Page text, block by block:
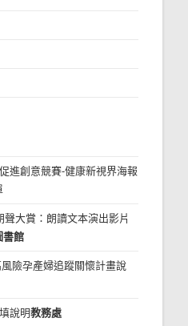
進創意競賽-健康新視界海報
大賞：朗讀文本演出影片
書館
險孕產婦追蹤關懷計畫說
說明教務處